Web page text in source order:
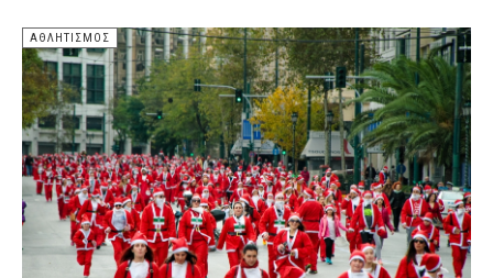
ΑΘΛΗΤΙΣΜΌΣ